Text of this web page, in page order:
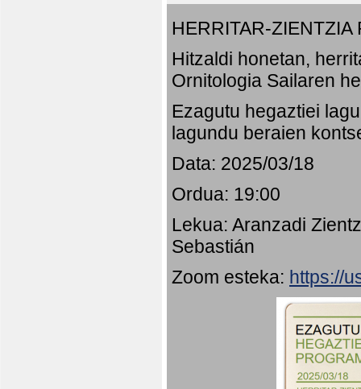
HERRITAR-ZIENTZIA
Hitzaldi honetan,
Ornitologia Sailaren
Ezagutu hegaztiei
lagundu beraien
Data: 2025/03/18
Ordua: 19:00
Lekua: Aranzadi
Sebastián
Zoom esteka: https://